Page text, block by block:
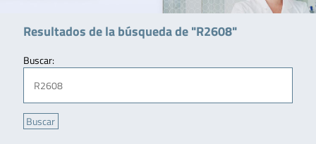
Resultados de la búsqueda de "R2608"
Buscar: